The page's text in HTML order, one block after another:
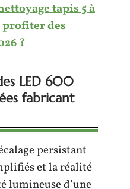
tapis 5 à
profiter des
?
LED 600
fabricant
persistant
et la réalité
lumineuse d’une